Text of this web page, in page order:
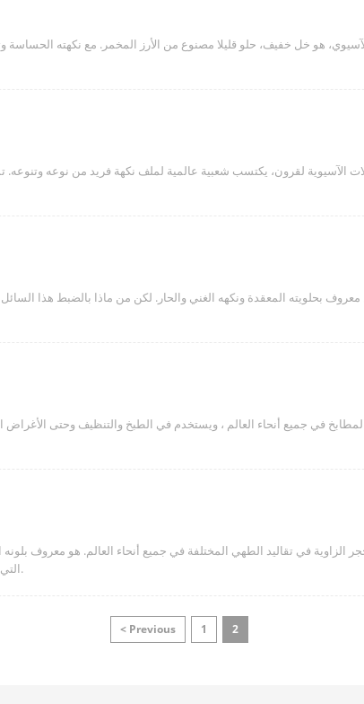
هو خل خفيف، حلو قليلا مصنوع من الأرز المخمر. مع نكهته الحساسة
الآسيوية لقرون، يكتسب شعبية عالمية لملف نكهة فريد من نوعه
بحلويته المعقدة ونكهه الغني والحار. لكن من ماذا بالضبط هذا
في جميع أنحاء العالم ، ويستخدم في الطبخ والتنظيف وحتى الأغراض
الزاوية في تقاليد الطهي المختلفة في جميع أنحاء العالم. هو معروف
التي لديها في الطبخ. دعونا ندخل في العالم الرائع من الخل الأحمر.
< Previous 1 2